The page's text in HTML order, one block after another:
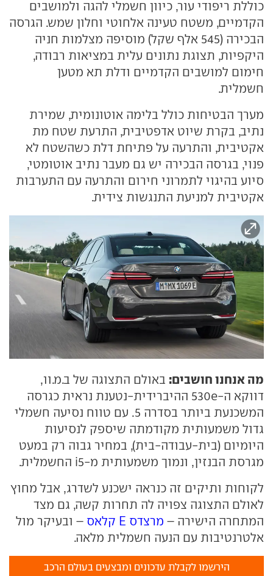
כוללת ריפודי עור, כיוון חשמלי להגה ולמושבים
הקדמיים, משטח טעינה אלחוטי וחלון שמש. הגרסה
הבכירה (545 אלף שקל) מוסיפה מצלמות חניה
היקפיות, תצוגת נתונים עלית במציאות רבודה,
חימום למושבים הקדמיים ודלת תא מטען
חשמלית.
מערך הבטיחות כולל בלימה אוטונומית, שמירת
נתיב, בקרת שיוט אדפטיבית, התרעת שטח מת
אקטיבית, והתרעה על פתיחת דלת כשהשטח לא
פנוי, בגרסה הבכירה יש גם מעבר נתיב אוטומטי,
סיוע בהיגוי לתמרוני חירום והתרעה עם התערבות
אקטיבית למניעת התנגשות צידית.
מה אנחנו חושבים: באולם התצוגה של ב.מ.וו,
דווקא ה-530e ההיברידית-נטענת נראית כגרסה
המשכנעת ביותר בסדרה 5. עם טווח נסיעה חשמלי
גדול משמעותית מקודמתה שיספק לנסיעות
היומיום (בית-עבודה-בית), במחיר גבוה רק במעט
מגרסת הבנזין, ונמוך משמעותית מ-i5 החשמלית.
לקוחות ותיקים זה כנראה ישכנע לשדרג, אבל מחוץ
לאולם התצוגה צפויה לה תחרות קשה, גם מצד
המתחרה הישירה – מרצדס E קלאס
– ובעיקר מול
אלטרנטיבות עם הנעה חשמלית מלאה.
הירשמו לקבלת עדכונים ומבצעים בעולם הרכב